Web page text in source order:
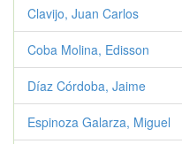
Clavijo, Juan Carlos
Coba Molina, Edisson
Díaz Córdoba, Jaime
Espinoza Galarza, Miguel